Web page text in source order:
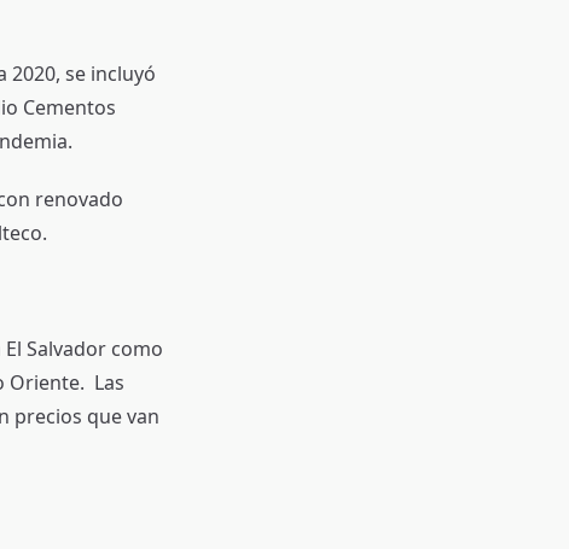
se incluyó
Cementos
renovado
Salvador como
Oriente. Las
precios que van